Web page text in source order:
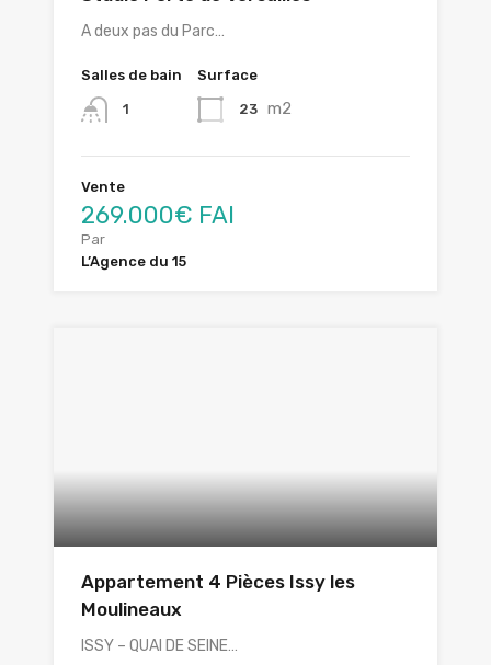
A deux pas du Parc…
Salles de bain
1
Surface
23 m2
Vente
269.000€ FAI
Par
L’Agence du 15
Appartement 4 Pièces Issy les
Moulineaux
ISSY – QUAI DE SEINE…